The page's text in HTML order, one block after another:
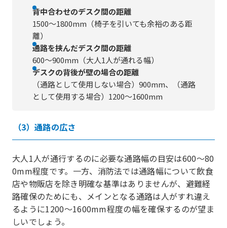
背中合わせのデスク間の距離
1500〜1800mm（椅子を引いても余裕のある距
離）
通路を挟んだデスク間の距離
600～900mm（大人1人が通れる幅）
デスクの背後が壁の場合の距離
（通路として使用しない場合）900mm、（通路
として使用する場合）1200～1600mm
（3）通路の広さ
大人1人が通行するのに必要な通路幅の目安は600～80
0mm程度です。一方、消防法では通路幅について飲食
店や物販店を除き明確な基準はありませんが、避難経
路確保のためにも、メインとなる通路は人がすれ違え
るように1200～1600mm程度の幅を確保するのが望ま
しいでしょう。